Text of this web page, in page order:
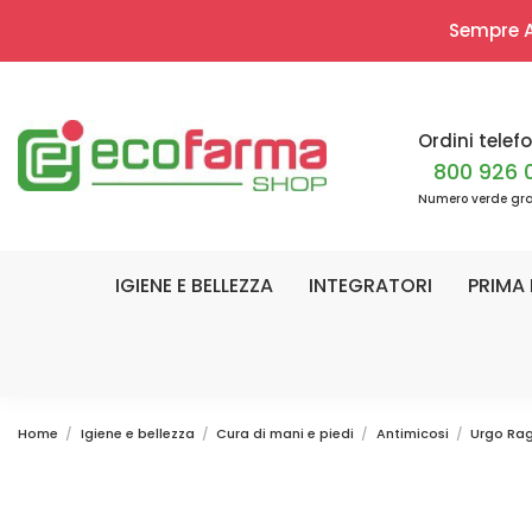
Sempre
Ordini
800 926
Numero verde
IGIENE E BELLEZZA INTEGRATORI PRIMA
Home Igiene e bellezza Cura di mani e piedi Antimicosi Urgo